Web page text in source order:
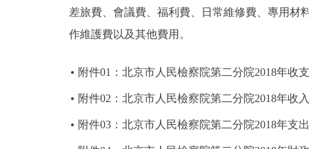
差旅費、會議費、福利費、日常維修費、專用材
作維護費以及其他費用。
附件01：北京市人民檢察院第二分院2018年收
附件02：北京市人民檢察院第二分院2018年收
附件03：北京市人民檢察院第二分院2018年支